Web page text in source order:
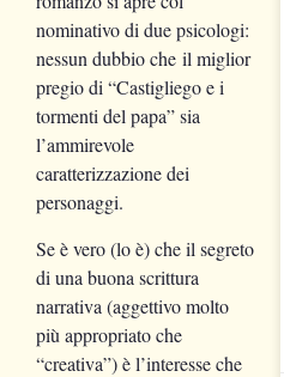
nominativo di due psicologi:
nessun dubbio che il miglior
pregio di “Castigliego e i
tormenti del papa” sia
l’ammirevole
caratterizzazione dei
personaggi.
Se è vero (lo è) che il segreto
di una buona scrittura
narrativa (aggettivo molto
più appropriato che
“creativa”) è l’interesse che